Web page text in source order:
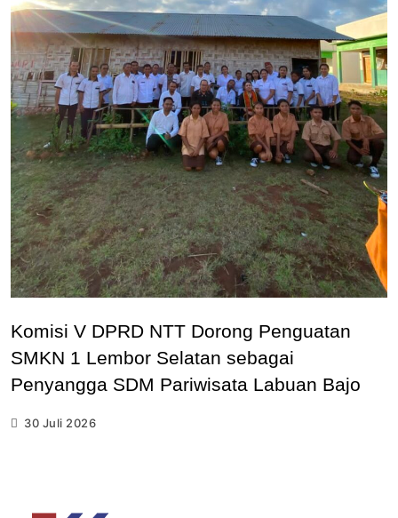
Komisi V DPRD NTT Dorong Penguatan
SMKN 1 Lembor Selatan sebagai
Penyangga SDM Pariwisata Labuan Bajo
30 Juli 2026